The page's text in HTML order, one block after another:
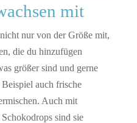
mit
nur von der Größe mit,
die du hinzufügen
größer sind und gerne
auch frische
Auch mit
sind sie